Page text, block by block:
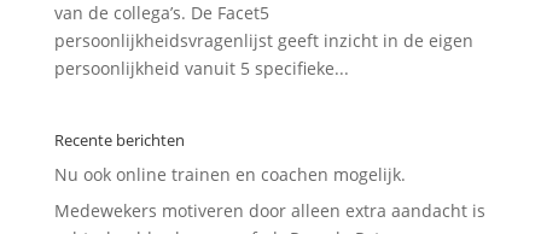
van de collega’s. De Facet5
persoonlijkheidsvragenlijst geeft inzicht in de eigen
persoonlijkheid vanuit 5 specifieke...
Recente berichten
Nu ook online trainen en coachen mogelijk.
Medewekers motiveren door alleen extra aandacht is